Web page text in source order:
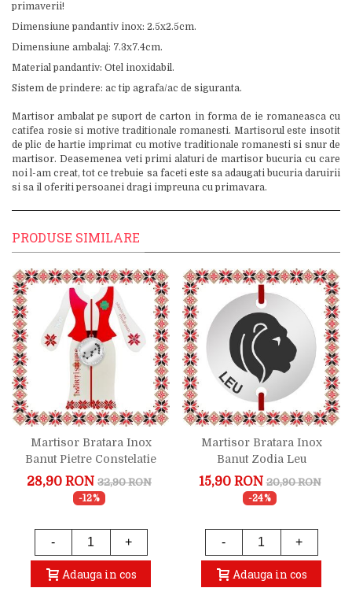
primaverii!
Dimensiune pandantiv inox: 2.5x2.5cm.
Dimensiune ambalaj: 7.3x7.4cm.
Material pandantiv: Otel inoxidabil.
Sistem de prindere: ac tip agrafa/ac de siguranta.
Martisor ambalat pe suport de carton in forma de ie romaneasca cu
catifea rosie si motive traditionale romanesti. Martisorul este insotit
de plic de hartie imprimat cu motive traditionale romanesti si snur de
martisor. Deasemenea veti primi alaturi de martisor bucuria cu care
noi l-am creat, tot ce trebuie sa faceti este sa adaugati bucuria daruirii
si sa il oferiti persoanei dragi impreuna cu primavara.
PRODUSE SIMILARE
Martisor Bratara Inox
Banut Pietre Constelatie
Scorpion Argintiu
28,90 RON 32,90 RON
-12%
- +
Adauga in cos
Martisor Bratara Inox
Banut Zodia Leu
15,90 RON 20,90 RON
-24%
- +
Adauga in cos